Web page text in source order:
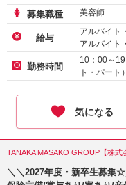
募集職種 美容師
給与
アルバイト
アルバイト
勤務時間
10：00～
気になる
TANAKA MASAKO GROUP【株
＼＼2027年度・新卒生募集